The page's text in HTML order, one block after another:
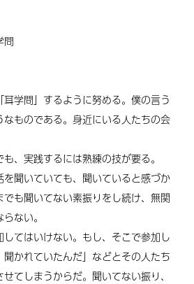
問
学問」するように努める。僕の言う
なものである。身近にいる人たちの会
、実践するには熟練の技が要る。
聞いていても、聞いていると感づか
も聞いてない素振りをし続け、無関
ない。
てはいけない。もし、そこで参加し
かれていたんだ」などとその人たち
てしまうからだ。聞いてない振り、